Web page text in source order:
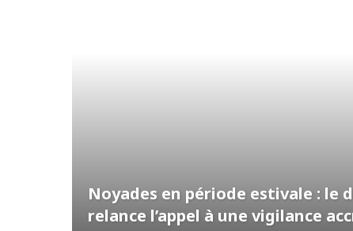
Noyades en période estivale : le
relance l’appel à une vigilance